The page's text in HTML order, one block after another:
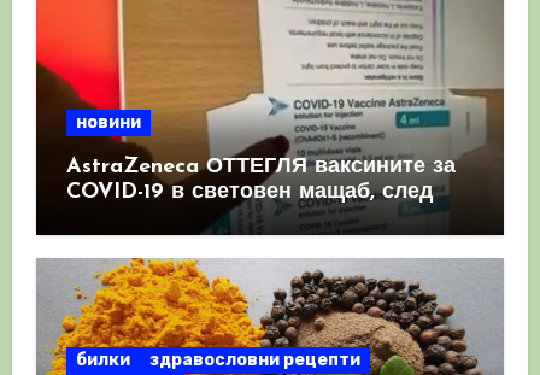
новини
AstraZeneca ОТТЕГЛЯ ваксините за
COVID-19 в световен мащаб, след
като призна, че те причиняват
КРЪВНИ съсиреци
билки
здравословни рецепти